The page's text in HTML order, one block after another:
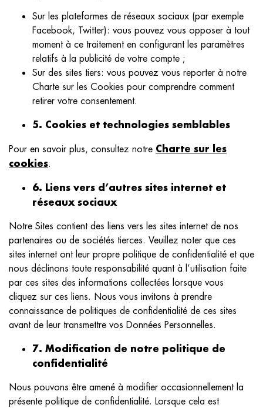
Sur les plateformes de réseaux sociaux (par exemple
Facebook, Twitter): vous pouvez vous opposer à tout
moment à ce traitement en configurant les paramètres
relatifs à la publicité de votre compte ;
Sur des sites tiers: vous pouvez vous reporter à notre
Charte sur les Cookies pour comprendre comment
retirer votre consentement.
5. Cookies et technologies semblables
Pour en savoir plus, consultez notre Charte sur les
cookies.
6. Liens vers d’autres sites internet et
réseaux sociaux
Notre Sites contient des liens vers les sites internet de nos
partenaires ou de sociétés tierces. Veuillez noter que ces
sites internet ont leur propre politique de confidentialité et que
nous déclinons toute responsabilité quant à l’utilisation faite
par ces sites des informations collectées lorsque vous
cliquez sur ces liens. Nous vous invitons à prendre
connaissance de politiques de confidentialité de ces sites
avant de leur transmettre vos Données Personnelles.
7. Modification de notre politique de
confidentialité
Nous pouvons être amené à modifier occasionnellement la
présente politique de confidentialité. Lorsque cela est